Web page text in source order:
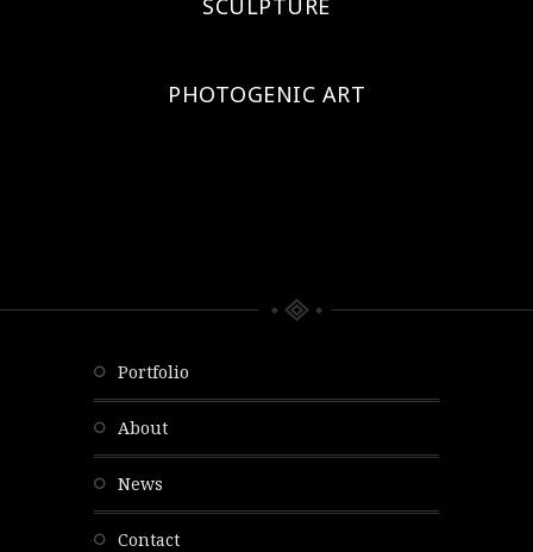
SCULPTURE
PHOTOGENIC ART
portfolio
about
news
contact